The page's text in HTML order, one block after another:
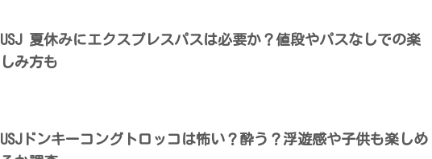
USJ 夏休みにエクスプレスパスは必要か？値段やパスなしでの楽
しみ方も
USJドンキーコングトロッコは怖い？酔う？浮遊感や子供も楽しめ